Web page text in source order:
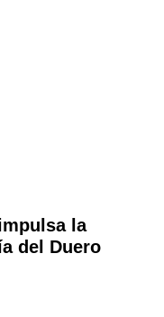
la
del Duero